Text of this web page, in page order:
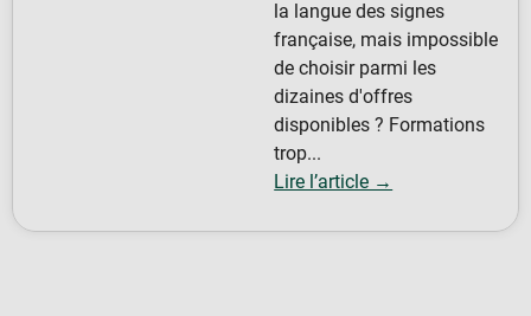
la langue des signes
française, mais impossible
de choisir parmi les
dizaines d'offres
disponibles ? Formations
trop...
Lire l’article →